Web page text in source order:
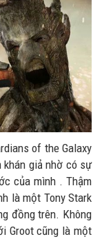
of the Galaxy
khán giả nhờ có sự
của mình . Thậm
là một Tony Stark
đồng trên. Không
Groot cũng là một